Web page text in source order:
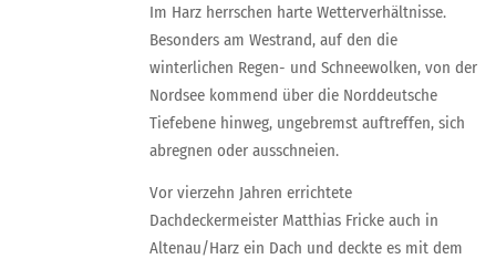
Im Harz herrschen harte Wetterverhältnisse.
Besonders am Westrand, auf den die
winterlichen Regen- und Schneewolken, von der
Nordsee kommend über die Norddeutsche
Tiefebene hinweg, ungebremst auftreffen, sich
abregnen oder ausschneien.
Vor vierzehn Jahren errichtete
Dachdeckermeister Matthias Fricke auch in
Altenau/Harz ein Dach und deckte es mit dem